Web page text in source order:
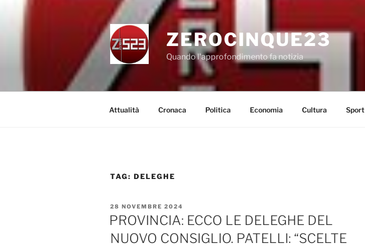
ZEROCINQUE23
Quando l'approfondimento fa notizia
Attualità Cronaca Politica Economia Cultura Sport
TAG: DELEGHE
PUBBLICATO
IL
28 NOVEMBRE 2024
PROVINCIA: ECCO LE DELEGHE DEL
NUOVO CONSIGLIO. PATELLI: “SCELTE